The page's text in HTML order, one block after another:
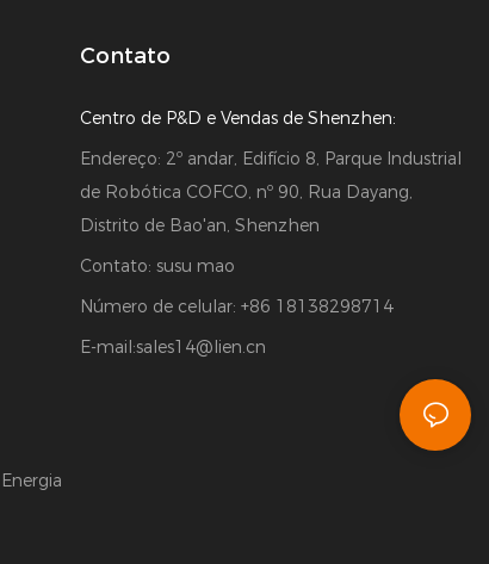
Contato
Centro de P&D e Vendas de Shenzhen:
Endereço: 2º andar, Edifício 8, Parque Industrial
de Robótica COFCO, nº 90, Rua Dayang,
Distrito de Bao'an, Shenzhen
Contato: susu mao
Número de celular: +86 18138298714
E-mail:sales14@lien.cn